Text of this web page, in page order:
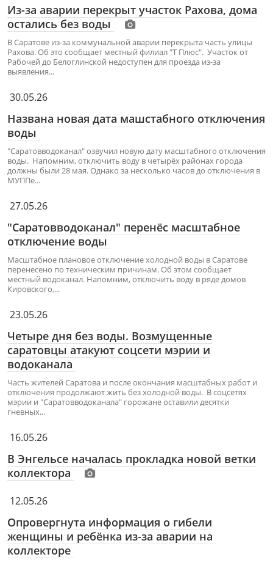
Из-за аварии перекрыт участок Рахова, дома
остались без воды
В Саратове из-за коммунальной аварии перекрыта часть улицы
Рахова. Об это сообщает местный филиал "Т Плюс". Участок от
Рабочей до Белоглинской недоступен для проезда из-за
выявления...
30.05.26
Названа новая дата машстабного отключения
воды
"Саратовводоканал" озвучил новую дату масштабного отключения
воды. Напомним, отключить воду в четырёх районах города
должны были 28 мая. Однако за несколько часов до отключения в
МУППе...
27.05.26
"Саратовводоканал" перенёс масштабное
отключение воды
Масштабное плановое отключение холодной воды в Саратове
перенесено по техническим причинам. Об этом сообщает
местный водоканал. Напомним, отключить воду в ряде домов
Кировского,...
23.05.26
Четыре дня без воды. Возмущенные
саратовцы атакуют соцсети мэрии и
водоканала
Часть жителей Саратова и после окончания масштабных работ и
отключения продолжают жить без холодной воды. В соцсетях
мэрии и "Саратовводоканала" горожане оставили десятки
гневных...
16.05.26
В Энгельсе началась прокладка новой ветки
коллектора
12.05.26
Опровергнута информация о гибели
женщины и ребёнка из-за аварии на
коллекторе